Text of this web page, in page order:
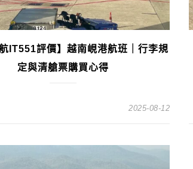
航IT551評價】越南峴港航班｜行李規
定與清艙票購買心得
2025-08-12